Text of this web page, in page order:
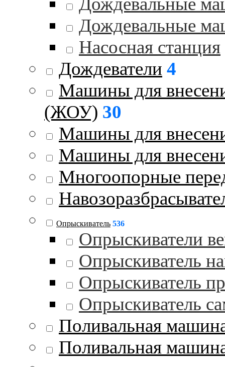
Дождевальные
Насосная станция
Дождеватели 4
Машины для
(ЖОУ) 30
Машины для
Машины для
Многоопорные
Опрыскиватель 536
Опрыскиватели
Опрыскиватель
Опрыскиватель
Опрыскиватель
Поливальная
Поливальная